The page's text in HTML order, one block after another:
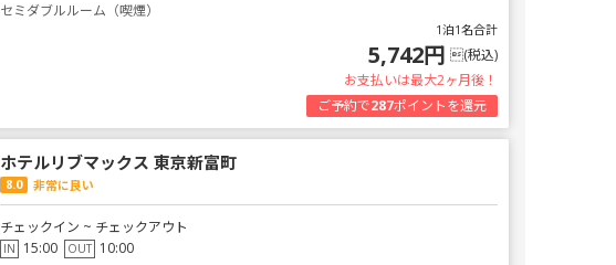
セミダブルルーム（喫煙）
1泊1名合計
5,742円 (税込)
お支払いは最大2ヶ月後！
ご予約で287ポイントを還元
ホテルリブマックス 東京新富町
8.0 非常に良い
チェックイン ~ チェックアウト
IN 15:00 OUT 10:00